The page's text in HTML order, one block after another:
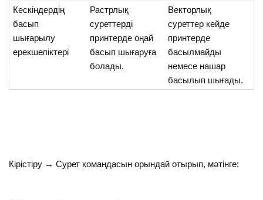
Кескіндердің
басып
шығарылу
ерекшеліктері
Растрлық
суреттерді
принтерде оңай
басып шығаруға
болады.
Векторлық
суреттер кейде
принтерде
басылмайды
немесе нашар
басылып шығады.
Кірістіру → Сурет командасын орындай отырып, мәтінге: